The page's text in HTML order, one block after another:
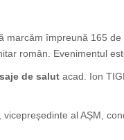
marcăm împreună 165
român. Evenimentul
de salut acad. Ion
al AȘM,